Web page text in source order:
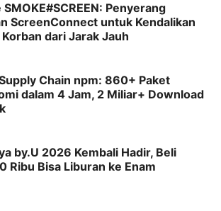
Penyerang
ScreenConnect untuk Kendalikan
dari Jarak Jauh
Chain npm: 860+ Paket
dalam 4 Jam, 2 Miliar+ Download
by.U 2026 Kembali Hadir, Beli
Ribu Bisa Liburan ke Enam